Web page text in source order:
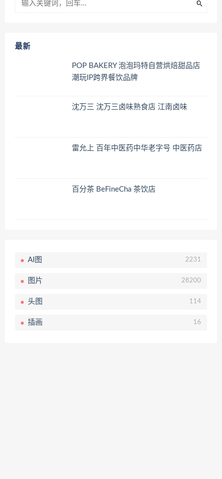
最新
POP BAKERY 泡泡玛特自营烘焙甜品店
潮玩IP跨界餐饮品牌
沈万三 沈万三卤味熟食店 江南卤味
雷允上 百年中医药中华老字号 中医药店
百分茶 BeFineCha 茶饮店
AI图 2231
图片 28200
头图 114
插画 16